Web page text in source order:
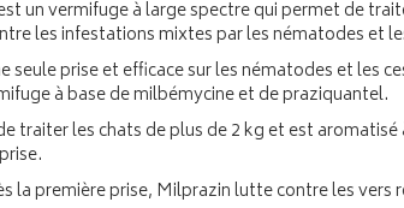
un vermifuge à large spectre qui permet de
les infestations mixtes par les nématodes et
seule prise et efficace sur les nématodes et les
à base de milbémycine et de praziquantel.
traiter les chats de plus de 2 kg et est aromatisé
la première prise, Milprazin lutte contre les vers